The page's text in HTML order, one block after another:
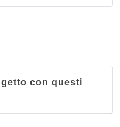
con questi